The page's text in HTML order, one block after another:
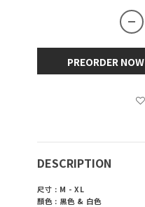
PREORDER NOW
DESCRIPTION
尺寸 : M - XL
顏色 : 黑色 & 白色